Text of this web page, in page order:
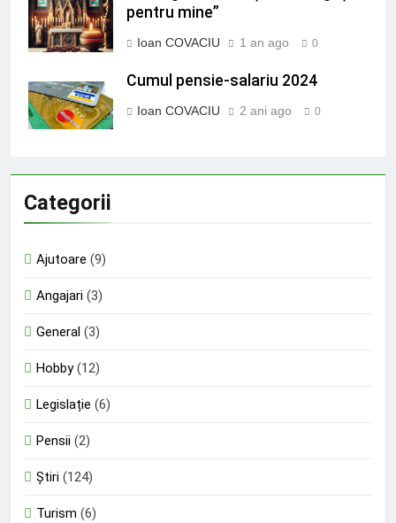
pentru mine”
Ioan COVACIU 1 an ago 0
Cumul pensie-salariu 2024
Ioan COVACIU 2 ani ago 0
Categorii
Ajutoare (9)
Angajari (3)
General (3)
Hobby(12)
Legislație (6)
Pensii (2)
Știri (124)
Turism (6)